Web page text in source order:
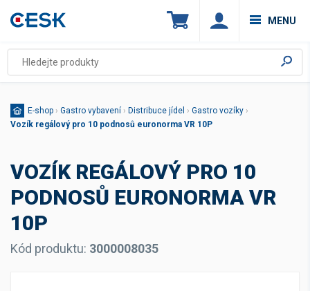
MENU
E-shop › Gastro vybavení › Distribuce jídel › Gastro vozíky ›
Vozík regálový pro 10 podnosů euronorma VR 10P
VOZÍK REGÁLOVÝ PRO 10
PODNOSŮ EURONORMA VR
10P
Kód produktu: 3000008035